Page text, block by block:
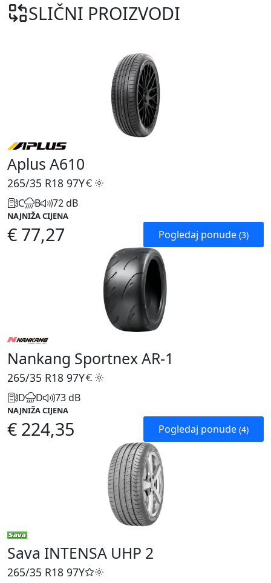
SLIČNI PROIZVODI
Aplus A610
265/35 R18 97Y
C B 72 dB
NAJNIŽA CIJENA
€ 77,27 Pogledaj ponude (3)
Nankang Sportnex AR-1
265/35 R18 97Y
D D 73 dB
NAJNIŽA CIJENA
€ 224,35 Pogledaj ponude (4)
Sava INTENSA UHP 2
265/35 R18 97Y